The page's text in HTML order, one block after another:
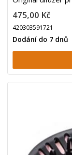
475,00 Kč
420303591721
Dodání do 7 dnů